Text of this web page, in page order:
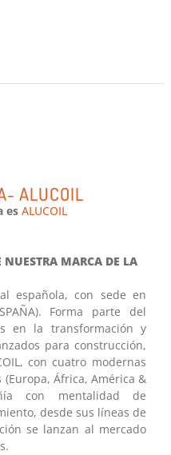
ALUCOIL
esALUCOIL
MARCA DE LA
española, con sede en
Forma parte del
en la transformación y
para construcción,
con cuatro modernas
África, América &
con mentalidad de
desde sus líneas de
se lanzan al mercado